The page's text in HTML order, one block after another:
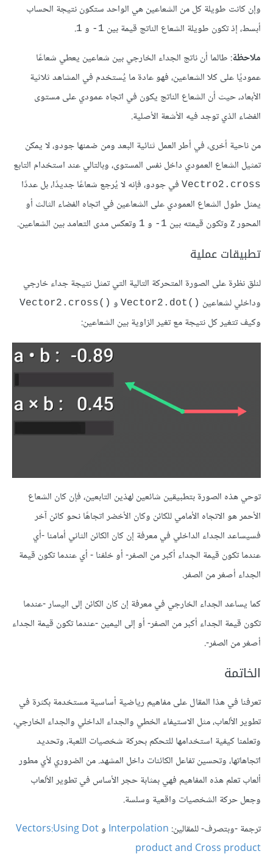
وإن كانت طويلة كل من الشعاعين هي الواحد ستكون نتيجة الحساب
أبسط، إذ تكون طويلة الشعاع الناتج قيمة بين 1- و 1
.
ملاحظة: طالما أن ناتج الجداء الخارجي بين شعاعين يعطي شعاعًا
عموديًا على كلا الشعاعين، فهو عادة ما يُستخدم في المشاهد ثلاثية
الأبعاد، حيث أن الشعاع الناتج يكون في اتجاه عمودي على مستوى
الفضاء الذي توجد فيه الأشعة الأصلية.
من ناحية أخرى، في أطر العمل ثنائية البعد ومن ضمنها جودو، لا يمكن
تمثيل الشعاع العمودي داخل نفس المستوى، وبالتالي عند استخدام التابع
Vectro2.cross في جودو، فإنه لا يُرجع شعاعًا جديدًا، بل عددًا
يمثل طول الشعاع العمودي على الشعاعين في اتجاه الفضاء الثالث أو
المحور z وتكون قيمته بين
1- و 1 وتعكس مدى التعامد بين الشعاعين.
تطبيقات عملية
لنلق نظرة على الصورة المتحركة التالية التي تمثل نتيجة جداء خارجي
وداخلي لشعاعين ()Vector2.dot و ()Vector2.cross
وكيف تتغير كل نتيجة مع تغير الزاوية بين الشعاعين:
توحي هذه الصورة بتطبيقين شائعين لهذين التابعين، فإن كان الشعاع
اﻷحمر هو الاتجاه اﻷمامي للكائن وكان اﻷخضر اتجاهًا نحو كائن آخر
فسيساعد الجداء الداخلي في معرفة إن كان الكائن الثاني أمامنا -أي
عندما تكون قيمة الجداء أكبر من الصفر- أو خلفنا - أي عندما تكون قيمة
الجداء أصغر من الصفر.
كما يساعد الجداء الخارجي في معرفة إن كان الكائن إلى اليسار -عندما
تكون قيمة الجداء أكبر من الصفر- أو إلى اليمين -عندما تكون قيمة الجداء
أصغر من الصفر-.
الخاتمة
تعرفنا في هذا المقال على مفاهيم رياضية أساسية مستخدمة بكثرة في
تطوير الألعاب، مثل الاستيفاء الخطي والجداء الداخلي والجداء الخارجي،
وتعلمنا كيفية استخدامها للتحكم بحركة شخصيات اللعبة، وتحديد
اتجاهاتها، وتحسين تفاعل الكائنات داخل المشهد. من الضروري لأي مطور
ألعاب تعلم هذه المفاهيم فهي بمثابة حجر الأساس في تطوير الألعاب
وجعل حركة الشخصيات واقعية وسلسة.
ترجمة -وبتصرف- للمقالين: Interpolation وVectors:Using Dot
product and Cross product